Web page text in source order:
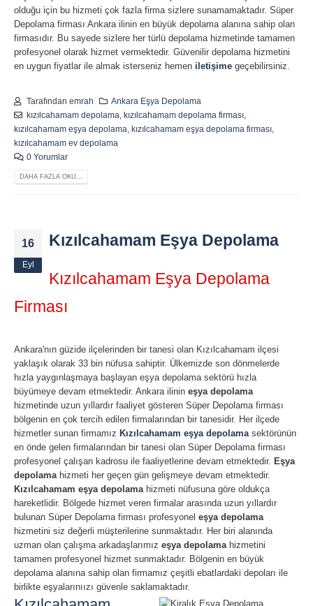
olduğu için bu hizmeti çok fazla firma sizlere sunamamaktadır. Süper
Depolama firması Ankara ilinin en büyük depolama alanına sahip olan
firmasıdır. Bu sayede sizlere her türlü depolama hizmetinde tamamen
profesyonel olarak hizmet vermektedir. Güvenilir depolama hizmetini
en uygun fiyatlar ile almak isterseniz hemen iletişime geçebilirsiniz.
Tarafından emrah
Ankara Eşya Depolama
kızılcahamam depolama kızılcahamam depolama firması,
kızılcahamam eşya depolama kızılcahamam eşya depolama firması
kızılcahamam ev depolama
0 Yorumlar
DAHA FAZLA OKU...
16
Eyl
Kızılcahamam Eşya Depolama
Kızılcahamam Eşya Depolama
Firması
Ankara'nın güzide ilçelerinden bir tanesi olan Kızılcahamam ilçesi
yaklaşık olarak 33 bin nüfusa sahiptir. Ülkemizde son dönmelerde
hızla yaygınlaşmaya başlayan eşya depolama sektörü hızla
büyümeye devam etmektedir. Ankara ilinin eşya depolama
hizmetinde uzun yıllardır faaliyet gösteren Süper Depolama firması
bölgenin en çok tercih edilen firmalarından bir tanesidir. Her ilçede
hizmetler sunan firmamız Kızılcahamam eşya depolama sektörünün
en önde gelen firmalarından bir tanesi olan Süper Depolama firması
profesyonel çalışan kadrosu ile faaliyetlerine devam etmektedir. Eşya
depolama hizmeti her geçen gün gelişmeye devam etmektedir.
Kızılcahamam eşya depolama hizmeti nüfusuna göre oldukça
hareketlidir. Bölgede hizmet veren firmalar arasında uzun yıllardır
bulunan Süper Depolama firması profesyonel eşya depolama
hizmetini siz değerli müşterilerine sunmaktadır. Her biri alanında
uzman olan çalışma arkadaşlarımız eşya depolama hizmetini
tamamen profesyonel hizmet sunmaktadır. Bölgenin en büyük
depolama alanına sahip olan firmamız çeşitli ebatlardaki depoları ile
birlikte eşyalarınıızı güvenle saklamaktadır.